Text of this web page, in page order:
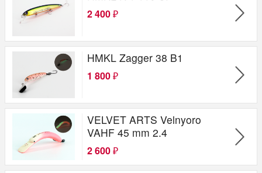
2 400 ₽
HMKL Zagger 38 B1
1 800 ₽
VELVET ARTS Velnyoro
VAHF 45 mm 2.4
2 600 ₽